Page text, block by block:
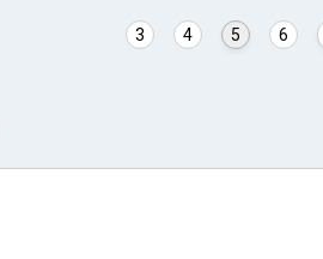
3 4 5 6